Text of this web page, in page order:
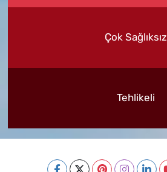
Çok Sağlıksız
Tehlikeli